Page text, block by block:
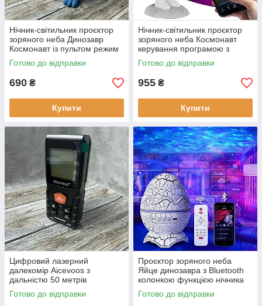
Нічник-світильник проєктор
зоряного неба Динозавр
Космонавт із пультом режим
Лазерний проєктор
Готово до відправки
690 ₴
Купити
Нічник-світильник проєктор
зоряного неба Космонавт
керування програмою з
пультом режим Лазерний
проєктор
Готово до відправки
955 ₴
Купити
Цифровий лазерний
далекомір Aicevoos з
дальністю 50 метрів
Електронна рулетка з
дисплеєм на батарейках
Готово до відправки
Проєктор зоряного неба
Яйце динозавра з Bluetooth
колонкою функцією нічника
та таймера та пультом
Готово до відправки